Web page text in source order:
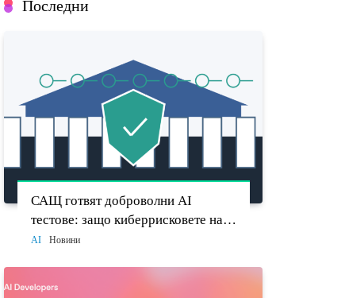
Последни
САЩ готвят доброволни AI
тестове: защо киберрисковете на
моделите стават политически
AI Новини